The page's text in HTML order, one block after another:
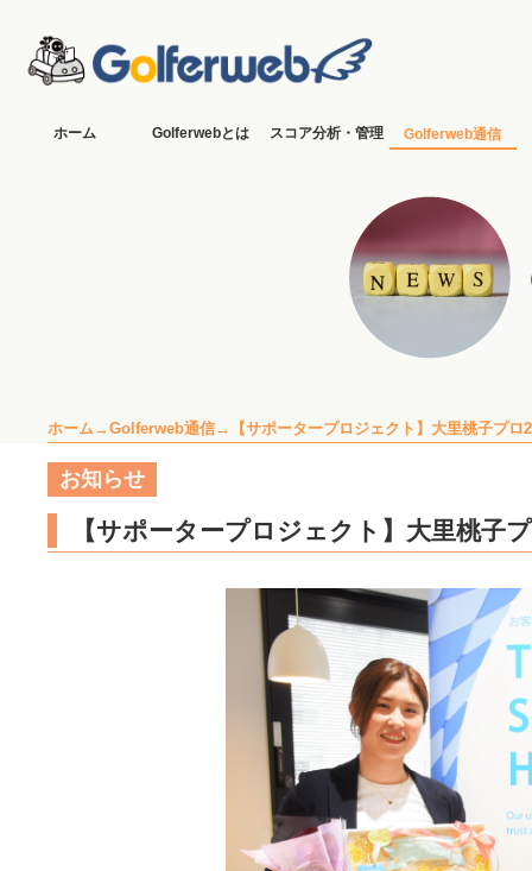
ホーム Golferwebとは スコア分析・管理 Golferweb通信
ホーム Golferweb通信 【サポータープロジェクト】大里桃子プ
お知らせ
【サポータープロジェクト】大里桃子